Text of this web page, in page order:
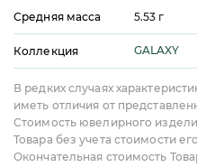
Средняя масса 5.53 г
Коллекция GALAXY
В редких случаях
иметь отличия от
Стоимость ювелирного
Товара без учета стоимости
Окончательная стоимость